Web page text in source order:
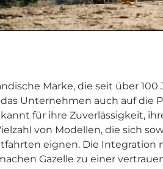
Marke, die seit über
Unternehmen auch auf die
für ihre Zuverlässigkeit,
von Modellen, die sich
eignen. Die
Gazelle zu einer